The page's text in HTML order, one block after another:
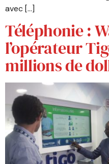
avec […]
Téléphonie :
l’opérateur
millions de